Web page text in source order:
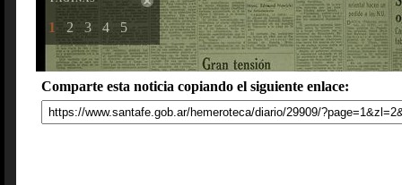
1 2 3 4 5
Comparte esta noticia copiando el siguiente enlace: